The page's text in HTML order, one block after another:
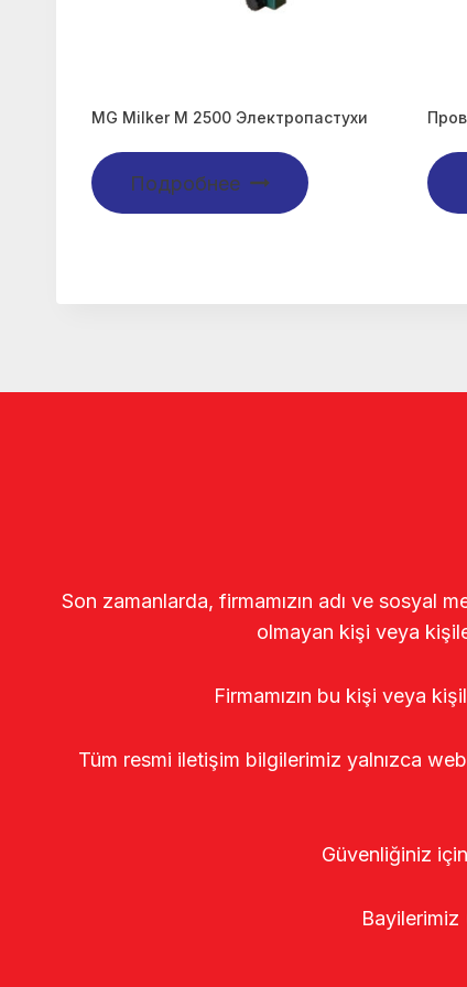
MG Milker M 2500 Электропастухи
Подробнее
Son zamanlarda, firmamızın adı ve sosyal
olmayan kişi veya
Firmamızın bu kişi veya
Tüm resmi iletişim bilgilerimiz yalnızca
Güvenliğiniz